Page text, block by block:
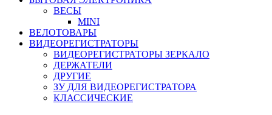
ВЕСЫ
MINI
ВЕЛОТОВАРЫ
ВИДЕОРЕГИСТРАТОРЫ
ВИДЕОРЕГИСТРАТОРЫ ЗЕРКАЛО
ДЕРЖАТЕЛИ
ДРУГИЕ
ЗУ ДЛЯ ВИДЕОРЕГИСТРАТОРА
КЛАССИЧЕСКИЕ